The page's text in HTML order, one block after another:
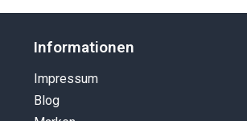
Informationen
Impressum
Blog